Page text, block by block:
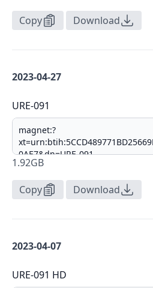
Copy Download
2023-04-27
URE-091
1.92GB
Copy Download
2023-04-07
URE-091 HD